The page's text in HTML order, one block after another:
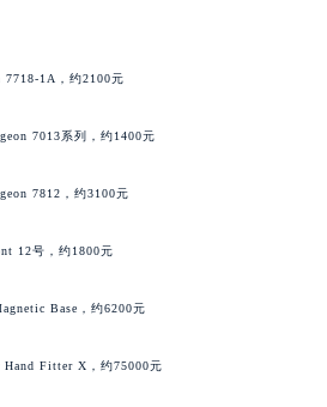
7718-1A，约2100元
7013系列，约1400元
7812，约3100元
12号，约1800元
Base，约6200元
Hand Fitter X，约75000元